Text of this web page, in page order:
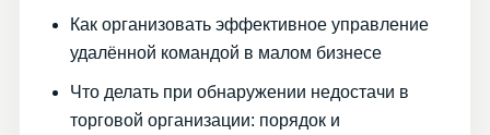
Как организовать эффективное управление
удалённой командой в малом бизнесе
Что делать при обнаружении недостачи в
торговой организации: порядок и